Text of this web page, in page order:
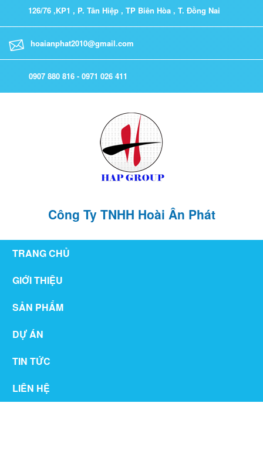
126/76 ,KP1 , P. Tân Hiệp , TP Biên Hòa , T. Đồng Nai
hoaianphat2010@gmail.com
0907 880 816 - 0971 026 411
Công Ty TNHH Hoài Ân Phát
TRANG CHỦ
GIỚI THIỆU
SẢN PHẨM
DỰ ÁN
TIN TỨC
LIÊN HỆ